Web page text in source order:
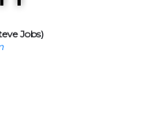
Jobs)